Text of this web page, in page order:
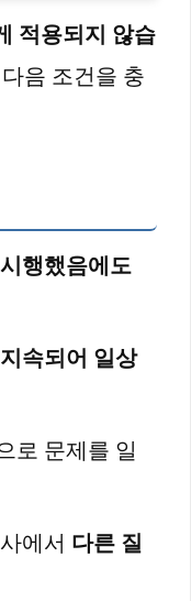
적용되지 않습
음 조건을 충
행했음에도
속되어 일상
로 문제를 일
에서 다른 질